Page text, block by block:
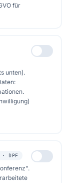
für
für Berlin
für
unten).
· DPF